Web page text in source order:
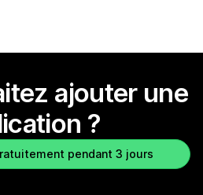
ajouter une
?
pendant 3 jours